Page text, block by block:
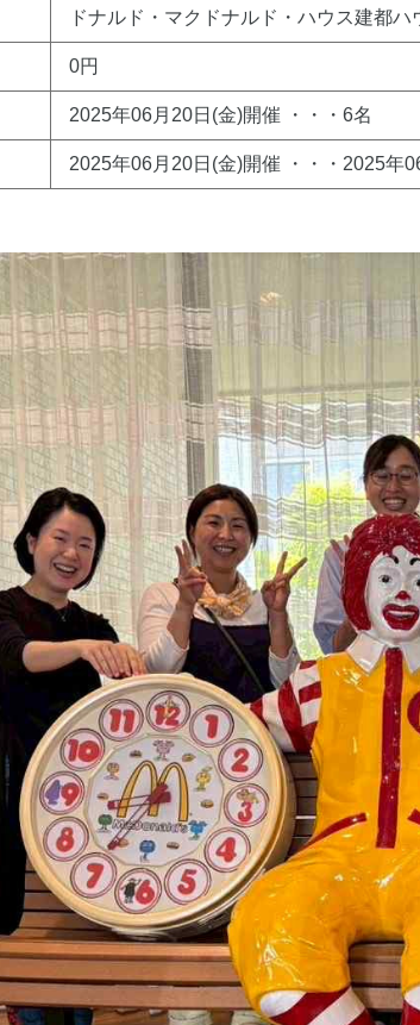
ドナルド・マクドナルド・ハウス建都ハ
0円
2025年06月20日(金)開催 ・・・6名
2025年06月20日(金)開催 ・・・2025年